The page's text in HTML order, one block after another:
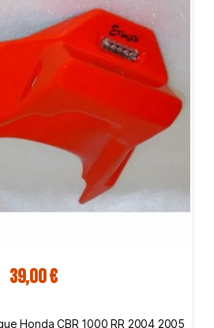
39,00 €
Honda CBR 1000 RR 2004 2005